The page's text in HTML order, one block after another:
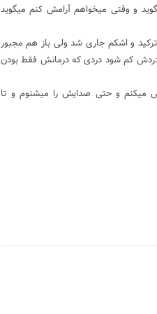
و وقتی میخواهم آرامش کنم میگوید
و اشکم جاری شد ولی باز هم مجبور
دردش کم شود دردی که درمانش فقط بودن
میکنم و حتی صدایش را میشنوم و تا